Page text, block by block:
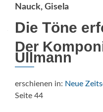
Nauck, Gisela
Die Töne
Der
Ullmann
erschienen in: Neue
Seite 44